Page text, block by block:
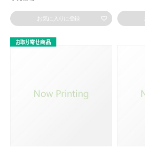
お気に入りに登録